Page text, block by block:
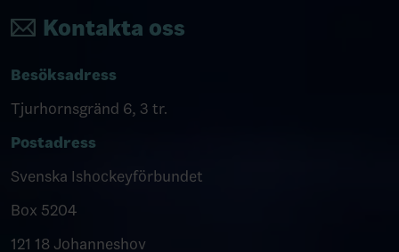
Kontakta oss
Besöksadress
Tjurhornsgränd 6, 3 tr.
Postadress
Svenska Ishockeyförbundet
Box 5204
121 18 Johanneshov